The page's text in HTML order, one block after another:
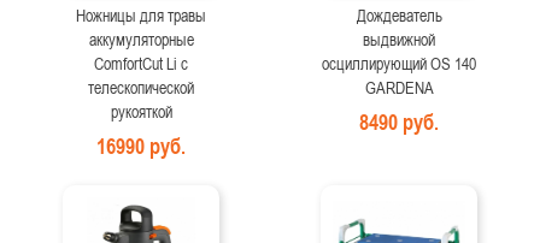
Ножницы для травы
аккумуляторные
ComfortCut Li с
телескопической
рукояткой
16990 руб.
Дождеватель
выдвижной
осциллирующий OS 140
GARDENA
8490 руб.